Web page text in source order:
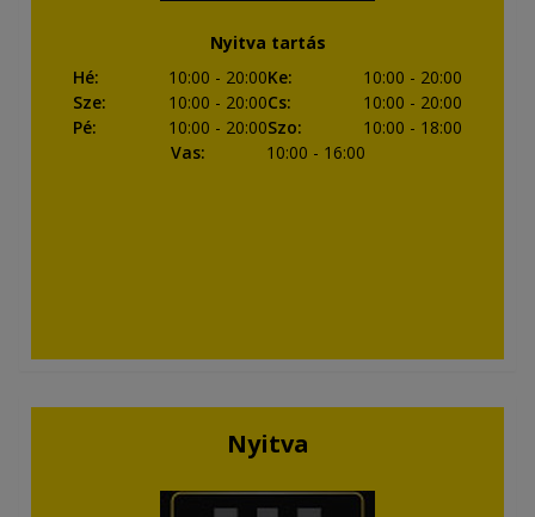
Nyitva tartás
Hé: 10:00 - 20:00Ke: 10:00 - 20:00
Sze: 10:00 - 20:00Cs: 10:00 - 20:00
Pé: 10:00 - 20:00Szo: 10:00 - 18:00
Vas: 10:00 - 16:00
Nyitva